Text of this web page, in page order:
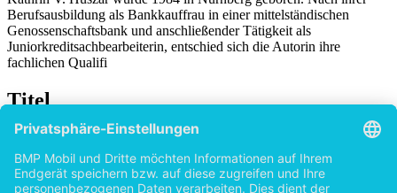
Berufsausbildung als Bankkauffrau in einer mittelständischen
Genossenschaftsbank und anschließender Tätigkeit als
Juniorkreditsachbearbeiterin, entschied sich die Autorin ihre
fachlichen Qualifi
Titel
Wahlrechte in der Rechnungslegung nach